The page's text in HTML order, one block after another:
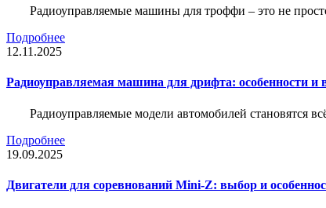
Радиоуправляемые машины для троффи – это не
Подробнее
12.11.2025
Радиоуправляемая машина для дрифта: особенности и
Радиоуправляемые модели автомобилей становятся
Подробнее
19.09.2025
Двигатели для соревнований Mini-Z: выбор и